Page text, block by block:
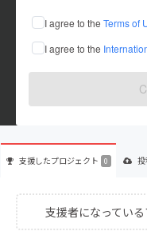
I agree to the Terms of
I agree to the
これまでに1件のプロジ
在住国：日本 現在地：未
出身国：日本 出身地：未
2016年から大学生のキャリ
支援したプロジェクト 0 投
支援者になってい